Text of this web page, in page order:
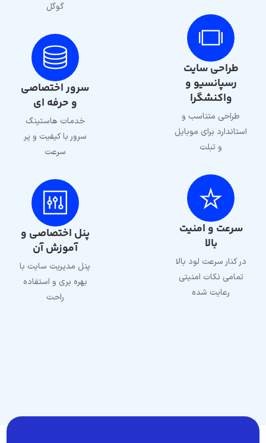
طراحی سایت
رسپانسیو و
واکنشگرا
طراحی متناسب و
استاندارد برای موبایل
و تبلت
سرعت و امنیت
بالا
در کنار سرعت لود بالا
تمامی نکات امنیتی
رعایت شده
گوگل
سرور اختصاصی
و حرفه ای
خدمات هاستینگ
سرور با کیفیت و پر
سرعت
پنل اختصاصی و
آموزش آن
پنل مدیریت سایت با
بهره بری و استفاده
راحت